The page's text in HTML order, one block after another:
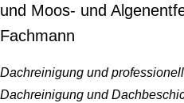
und Moos- und
Fachmann
Dachreinigung und
Dachreinigung und